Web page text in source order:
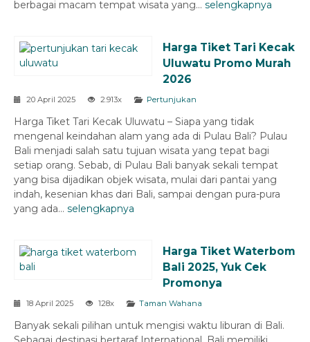
berbagai macam tempat wisata yang... selengkapnya
Harga Tiket Tari Kecak
Uluwatu Promo Murah
2026
20 April 2025 2.913x Pertunjukan
Harga Tiket Tari Kecak Uluwatu – Siapa yang tidak
mengenal keindahan alam yang ada di Pulau Bali? Pulau
Bali menjadi salah satu tujuan wisata yang tepat bagi
setiap orang. Sebab, di Pulau Bali banyak sekali tempat
yang bisa dijadikan objek wisata, mulai dari pantai yang
indah, kesenian khas dari Bali, sampai dengan pura-pura
yang ada... selengkapnya
Harga Tiket Waterbom
Bali 2025, Yuk Cek
Promonya
18 April 2025 128x Taman Wahana
Banyak sekali pilihan untuk mengisi waktu liburan di Bali.